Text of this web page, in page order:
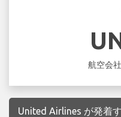
航空会
United Airlines が発着